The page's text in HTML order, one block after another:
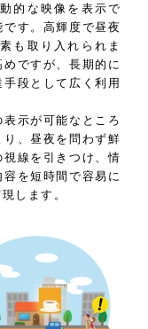
的な映像を表示で
す。高輝度で昼夜
も取り入れられま
ですが、長期的に
段として広く利用
示が可能なところ
、昼夜を問わず鮮
線を引きつけ、情
を短時間で容易に
します。